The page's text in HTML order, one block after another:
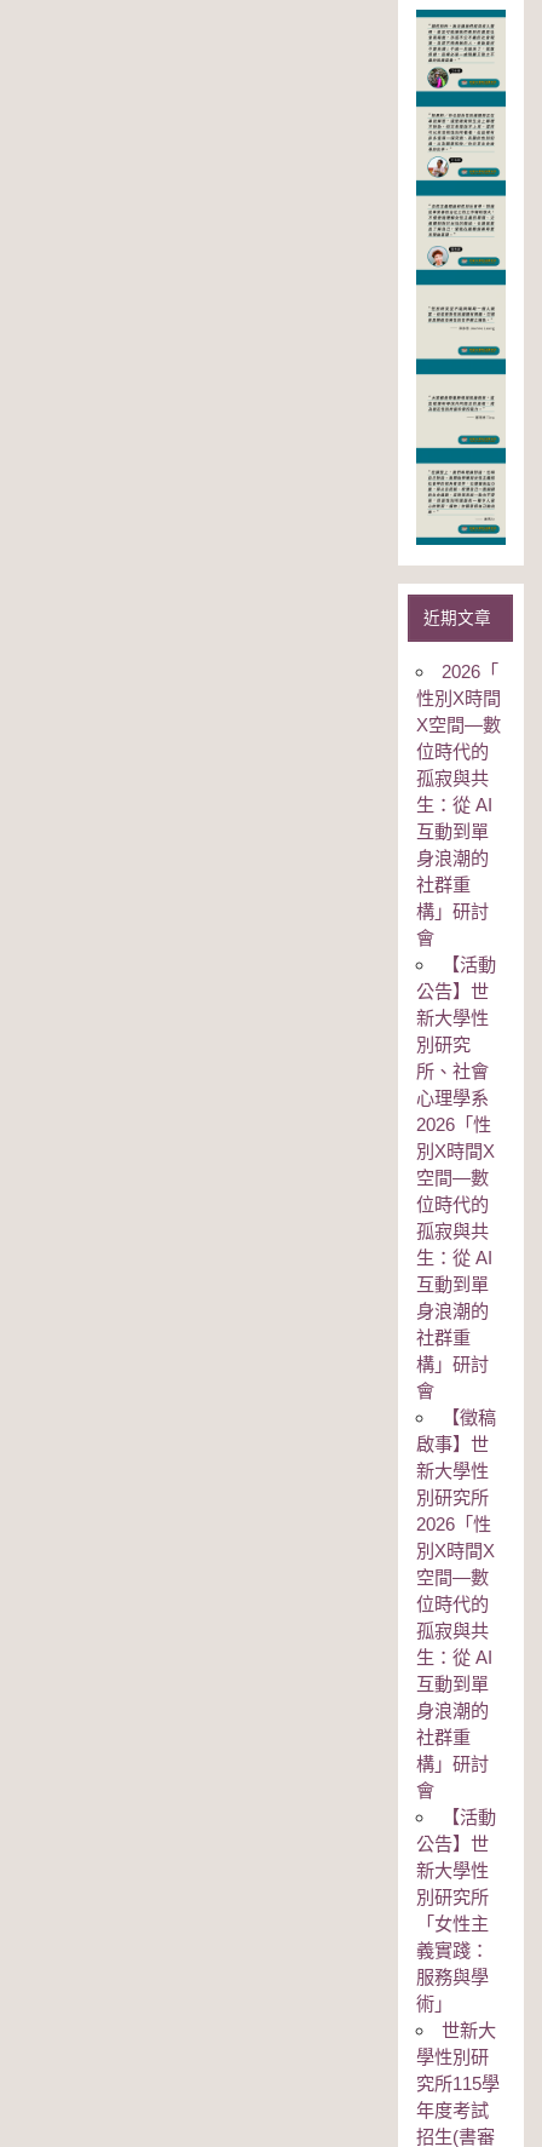
近期文章
2026「
性別Χ時間
Χ空間—數
位時代的
孤寂與共
生：從 AI
互動到單
身浪潮的
社群重
構」研討
會
【活動
公告】世
新大學性
別研究
所、社會
心理學系
2026「性
別Χ時間Χ
空間—數
位時代的
孤寂與共
生：從 AI
互動到單
身浪潮的
社群重
構」研討
會
【徵稿
啟事】世
新大學性
別研究所
2026「性
別Χ時間Χ
空間—數
位時代的
孤寂與共
生：從 AI
互動到單
身浪潮的
社群重
構」研討
會
【活動
公告】世
新大學性
別研究所
「女性主
義實踐：
服務與學
術」
世新大
學性別研
究所115學
年度考試
招生(書審